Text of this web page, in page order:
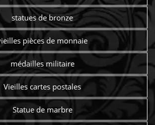
statues de bronze
pièces de monnaie
médailles militaire
Vieilles cartes postales
Statue de marbre